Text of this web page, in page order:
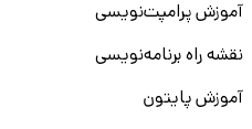
آموزش پرامپت‌نویسی
نقشه راه برنامه‌نویسی
آموزش پایتون